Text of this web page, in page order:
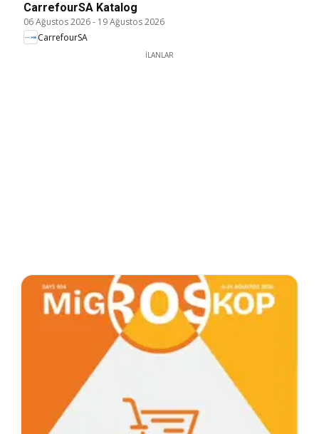
CarrefourSA Katalog
06 Ağustos 2026- 19 Ağustos 2026
CarrefourSA
İLANLAR